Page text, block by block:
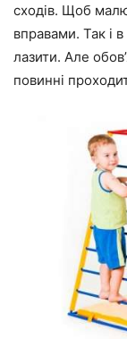
сходів. Щоб
вправами. Так і
лазити. Але
повинні